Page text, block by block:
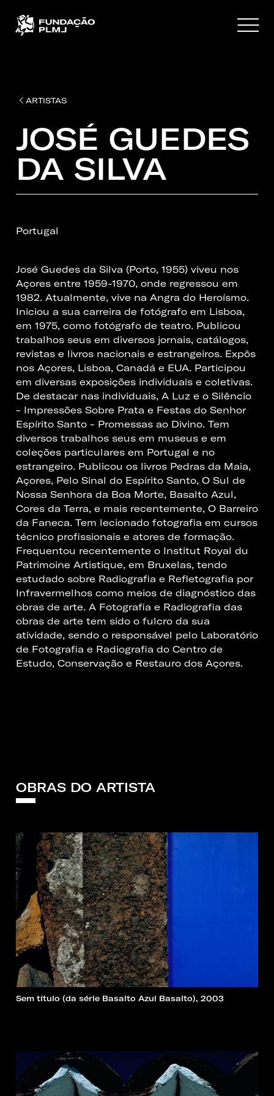
ARTISTAS
JOSÉ GUEDES
DA SILVA
Portugal
José Guedes da Silva (Porto, 1955) viveu nos
Açores entre 1959-1970, onde regressou em
1982. Atualmente, vive na Angra do Heroísmo.
Iniciou a sua carreira de fotógrafo em Lisboa,
em 1975, como fotógrafo de teatro. Publicou
trabalhos seus em diversos jornais, catálogos,
revistas e livros nacionais e estrangeiros. Expôs
nos Açores, Lisboa, Canadá e EUA. Participou
em diversas exposições individuais e coletivas.
De destacar nas individuais, A Luz e o Silêncio
- Impressões Sobre Prata e Festas do Senhor
Espírito Santo - Promessas ao Divino. Tem
diversos trabalhos seus em museus e em
coleções particulares em Portugal e no
estrangeiro. Publicou os livros Pedras da Maia,
Açores, Pelo Sinal do Espírito Santo, O Sul de
Nossa Senhora da Boa Morte, Basalto Azul,
Cores da Terra, e mais recentemente, O Barreiro
da Faneca. Tem lecionado fotografia em cursos
técnico profissionais e atores de formação.
Frequentou recentemente o Institut Royal du
Patrimoine Artistique, em Bruxelas, tendo
estudado sobre Radiografia e Refletografia por
Infravermelhos como meios de diagnóstico das
obras de arte. A Fotografia e Radiografia das
obras de arte tem sido o fulcro da sua
atividade, sendo o responsável pelo Laboratório
de Fotografia e Radiografia do Centro de
Estudo, Conservação e Restauro dos Açores.
OBRAS DO ARTISTA
Sem título (da série Basalto Azul Basalto), 2003